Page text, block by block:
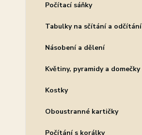
Počítací sáňky
Tabulky na sčítání a odčítání
Násobení a dělení
Květiny, pyramidy a domečky
Kostky
Oboustranné kartičky
Počítání s korálky